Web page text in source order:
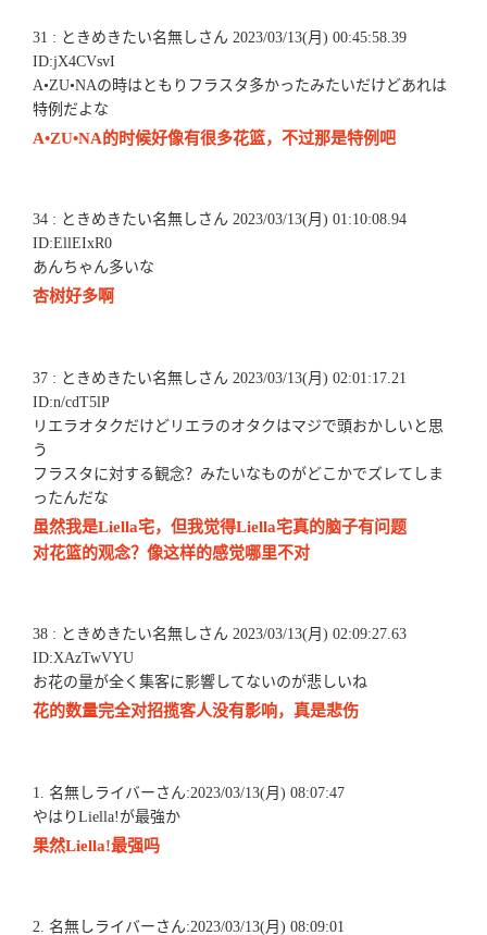
31 : ときめきたい名無しさん 2023/03/13(月) 00:45:58.39
ID:jX4CVsvI
A•ZU•NAの時はともりフラスタ多かったみたいだけどあれは
特例だよな
A•ZU•NA的时候好像有很多花篮，不过那是特例吧
34 : ときめきたい名無しさん 2023/03/13(月) 01:10:08.94
ID:EllEIxR0
あんちゃん多いな
杏树好多啊
37 : ときめきたい名無しさん 2023/03/13(月) 02:01:17.21
ID:n/cdT5lP
リエラオタクだけどリエラのオタクはマジで頭おかしいと思
う
フラスタに対する観念？みたいなものがどこかでズレてしま
ったんだな
虽然我是Liella宅，但我觉得Liella宅真的脑子有问题
对花篮的观念？像这样的感觉哪里不对
38 : ときめきたい名無しさん 2023/03/13(月) 02:09:27.63
ID:XAzTwVYU
お花の量が全く集客に影響してないのが悲しいね
花的数量完全对招揽客人没有影响，真是悲伤
1. 名無しライバーさん:2023/03/13(月) 08:07:47
やはりLiella!が最強か
果然Liella!最强吗
2. 名無しライバーさん:2023/03/13(月) 08:09:01